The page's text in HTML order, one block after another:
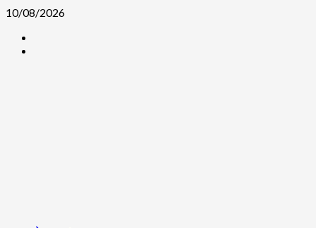
Skip
content
10/08/2026